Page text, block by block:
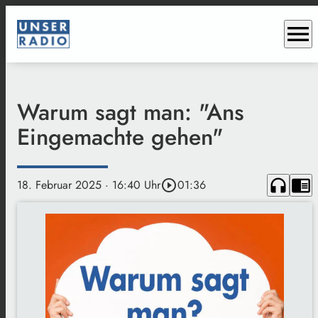
menu
Warum sagt man: "Ans
Eingemachte gehen"
18. Februar 2025 · 16:40 Uhrplay_circle_outline01:36 headphones chrome_reader_mode